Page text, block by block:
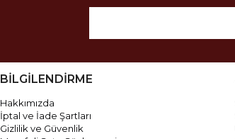
BİLGİLENDİRME
Hakkımızda
İptal ve İade Şartları
Gizlilik ve Güvenlik